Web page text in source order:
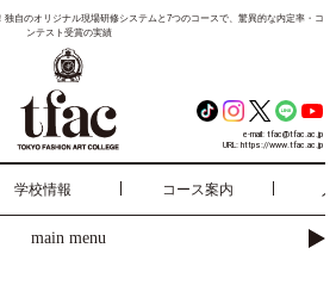
自のオリジナル現場研修システムと7つのコースで、驚異的な内定率・コ
ンテスト受賞の実績
e-mail: tfac@tfac.ac.jp
URL: https://www.tfac.ac.jp
学校情報 コース案内
main menu